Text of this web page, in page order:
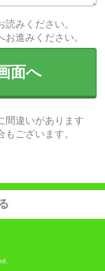
読みください。
進みください。
面へ
間違いがあります
ございます。